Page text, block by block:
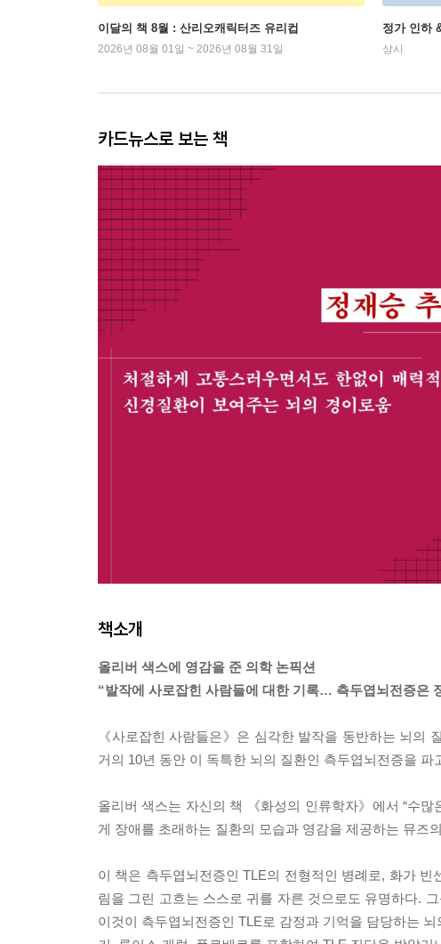
이달의 책 8월 : 산리오캐릭터즈 유리컵
2026년 08월 01일 ~ 2026년 08월 31일
정가 인하
상시
카드뉴스로 보는 책
책소개
올리버 색스에 영감을 준 의학 논픽션
“발작에 사로잡힌 사람들에 대한 기록… 측두엽뇌전증은
《사로잡힌 사람들은》은 심각한 발작을 동반하는 뇌의
거의 10년 동안 이 독특한 뇌의 질환인 측두엽뇌전증을
올리버 색스는 자신의 책 《화성의 인류학자》에서 “수
게 장애를 초래하는 질환의 모습과 영감을 제공하는 뮤즈
이 책은 측두엽뇌전증인 TLE의 전형적인 병례로, 화가
림을 그린 고흐는 스스로 귀를 자른 것으로도 유명하다.
이것이 측두엽뇌전증인 TLE로 감정과 기억을 담당하는